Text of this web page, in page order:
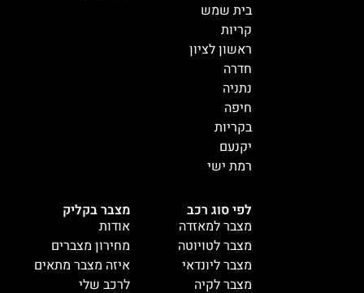
מצבר בקליק
אודות
מחירון מצברים
איזה מצבר מתאים
לרכב שלי
לפי סוג רכב
מצבר למאזדה
מצבר לטויוטה
מצבר ליונדאי
מצבר לקיה
בית שמש
קריות
ראשון לציון
חדרה
נתניה
חיפה
בקריות
יקנעם
רמת ישי